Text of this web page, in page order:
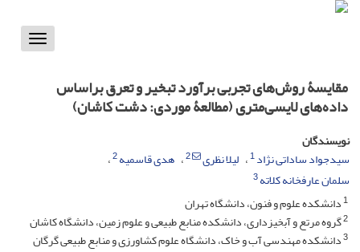
Toggle
مقایسۀ روش‌های تجربی برآورد تبخیر و تعرق براساس
داده‌های لایسی‌متری (مطالعۀ موردی: دشت کاشان)
نویسندگان
سیدجواد ساداتی نژاد1 لیلا نظری 2 هدی قاسمیه2
سلمان عارفخانه کلاته3
1دانشکده علوم و فنون، دانشگاه تهران
2گروه مرتع و آبخیزداری، دانشکده منابع طبیعی و علوم زمین، دانشگاه کاشان
3دانشکده مهندسی آب و خاک، دانشگاه علوم کشاورزی و منابع طبیعی گرگان